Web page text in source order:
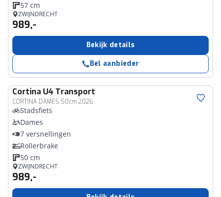
57 cm
ZWIJNDRECHT
989,-
Bekijk details
Bel aanbieder
Cortina U4 Transport
CORTINA DAMES 50cm 2026
Stadsfiets
Dames
7 versnellingen
Rollerbrake
50 cm
ZWIJNDRECHT
989,-